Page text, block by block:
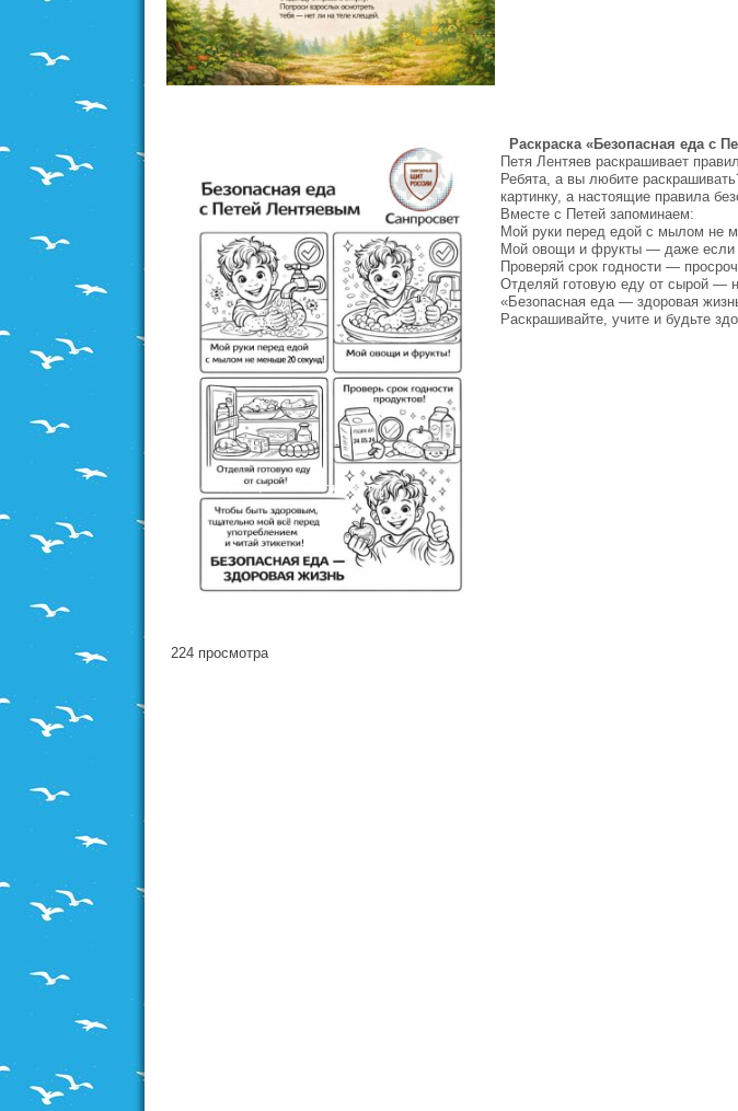
Раскраска «Безопасная еда с
Петя Лентяев раскрашивает
Ребята, а вы любите
картинку, а настоящие правила
Вместе с Петей запоминаем:
Мой руки перед едой с мылом не
Мой овощи и фрукты — даже если
Проверяй срок годности —
Отделяй готовую еду от сырой —
«Безопасная еда — здоровая
Раскрашивайте, учите и будьте
224 просмотра